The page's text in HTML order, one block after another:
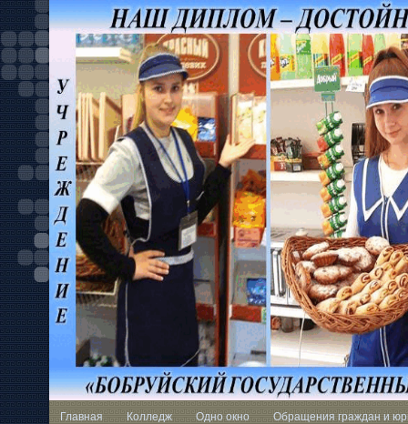
Главная Колледж Одно окно
Обращения граждан и